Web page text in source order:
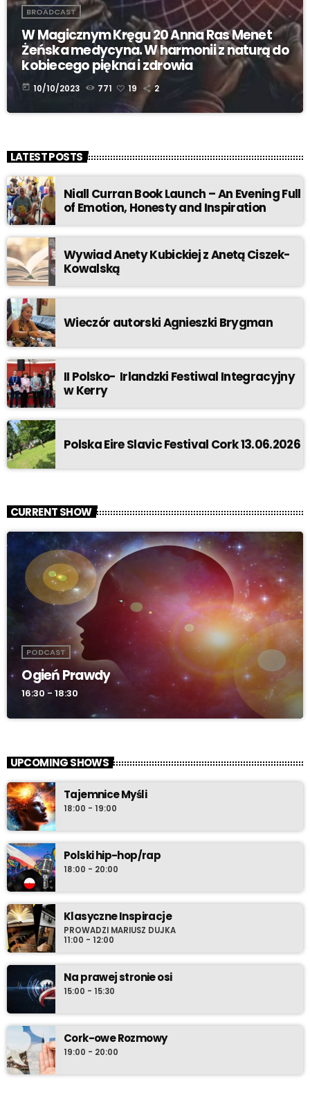
BROADCAST
W Magicznym Kręgu 20 Anna Ras Menet
Żeńska medycyna. W harmonii z naturą do
kobiecego piękna i zdrowia
today 10/10/2023 771 19 2
LATEST POSTS
Niall Curran Book Launch – An Evening Full
of Emotion, Honesty and Inspiration
Wywiad Anety Kubickiej z Anetą Ciszek-
Kowalską
Wieczór autorski Agnieszki Brygman
II Polsko- Irlandzki Festiwal Integracyjny
w Kerry
Polska Eire Slavic Festival Cork 13.06.2026
CURRENT SHOW
PODCAST
Ogień Prawdy
16:30 - 18:30
UPCOMING SHOWS
Tajemnice Myśli
18:00 - 19:00
Polski hip-hop/rap
18:00 - 20:00
Klasyczne Inspiracje
PROWADZI MARIUSZ DUJKA
11:00 - 12:00
Na prawej stronie osi
15:00 - 15:30
Cork-owe Rozmowy
19:00 - 20:00